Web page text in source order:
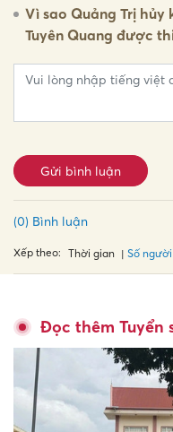
Vì sao Quảng Trị hủy
Tuyên Quang được
Gửi bình luận
(0) Bình luận
Xếp theo: Thời gian Số
Đọc thêm Tuyển